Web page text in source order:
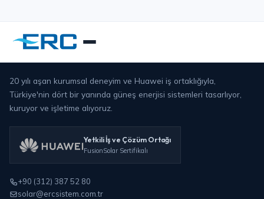
20 yılı aşan kurumsal deneyim ve Huawei iş ortaklığıyla,
Türkiye'nin dört bir yanında güneş enerjisi sistemleri tasarlıyor,
kuruyor ve işletime alıyoruz.
Yetkili İş ve Çözüm Ortağı
FusionSolar Sertifikalı
+90 (312) 387 52 80
solar@ercsistem.com.tr